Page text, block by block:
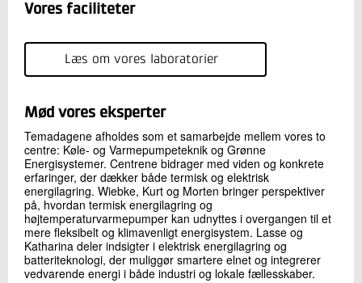
Vores faciliteter
Læs om vores laboratorier
Mød vores eksperter
Temadagene afholdes som et samarbejde mellem vores to
centre: Køle- og Varmepumpeteknik og Grønne
Energisystemer. Centrene bidrager med viden og konkrete
erfaringer, der dækker både termisk og elektrisk
energilagring. Wiebke, Kurt og Morten bringer perspektiver
på, hvordan termisk energilagring og
højtemperaturvarmepumper kan udnyttes i overgangen til et
mere fleksibelt og klimavenligt energisystem. Lasse og
Katharina deler indsigter i elektrisk energilagring og
batteriteknologi, der muliggør smartere elnet og integrerer
vedvarende energi i både industri og lokale fællesskaber.